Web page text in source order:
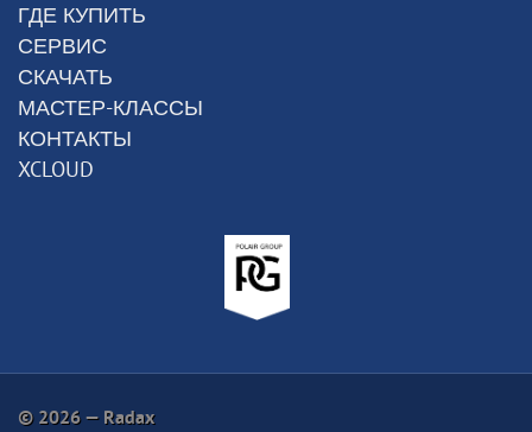
ГДЕ КУПИТЬ
СЕРВИС
СКАЧАТЬ
МАСТЕР-КЛАССЫ
КОНТАКТЫ
XCLOUD
© 2026 — Radax